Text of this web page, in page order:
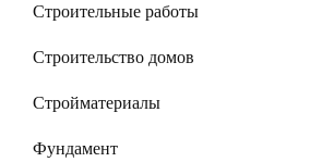
Строительные работы
Строительство домов
Стройматериалы
Фундамент